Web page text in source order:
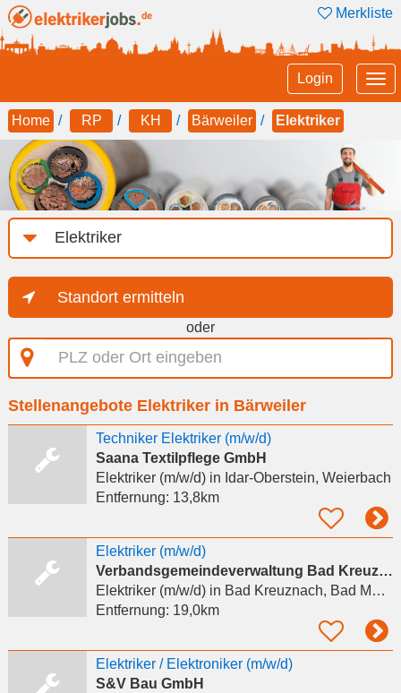
Merkliste
Login
Home RP KH Bärweiler Elektriker
Job-
Kategorie
Standort ermitteln
oder
PLZ
oder
eingeben
Stellenangebote Elektriker in Bärweiler
Techniker Elektriker (m/w/d)
Saana Textilpflege GmbH
Elektriker (m/w/d)in Idar-Oberstein, Weierbach
Entfernung: 13,8km
Elektriker (m/w/d)
Verbandsgemeindeverwaltung Bad Kreuznach
Elektriker (m/w/d)in Bad Kreuznach, Bad Münster am Stein-Ebernburg
Entfernung: 19,0km
Elektriker / Elektroniker (m/w/d)
S&V Bau GmbH